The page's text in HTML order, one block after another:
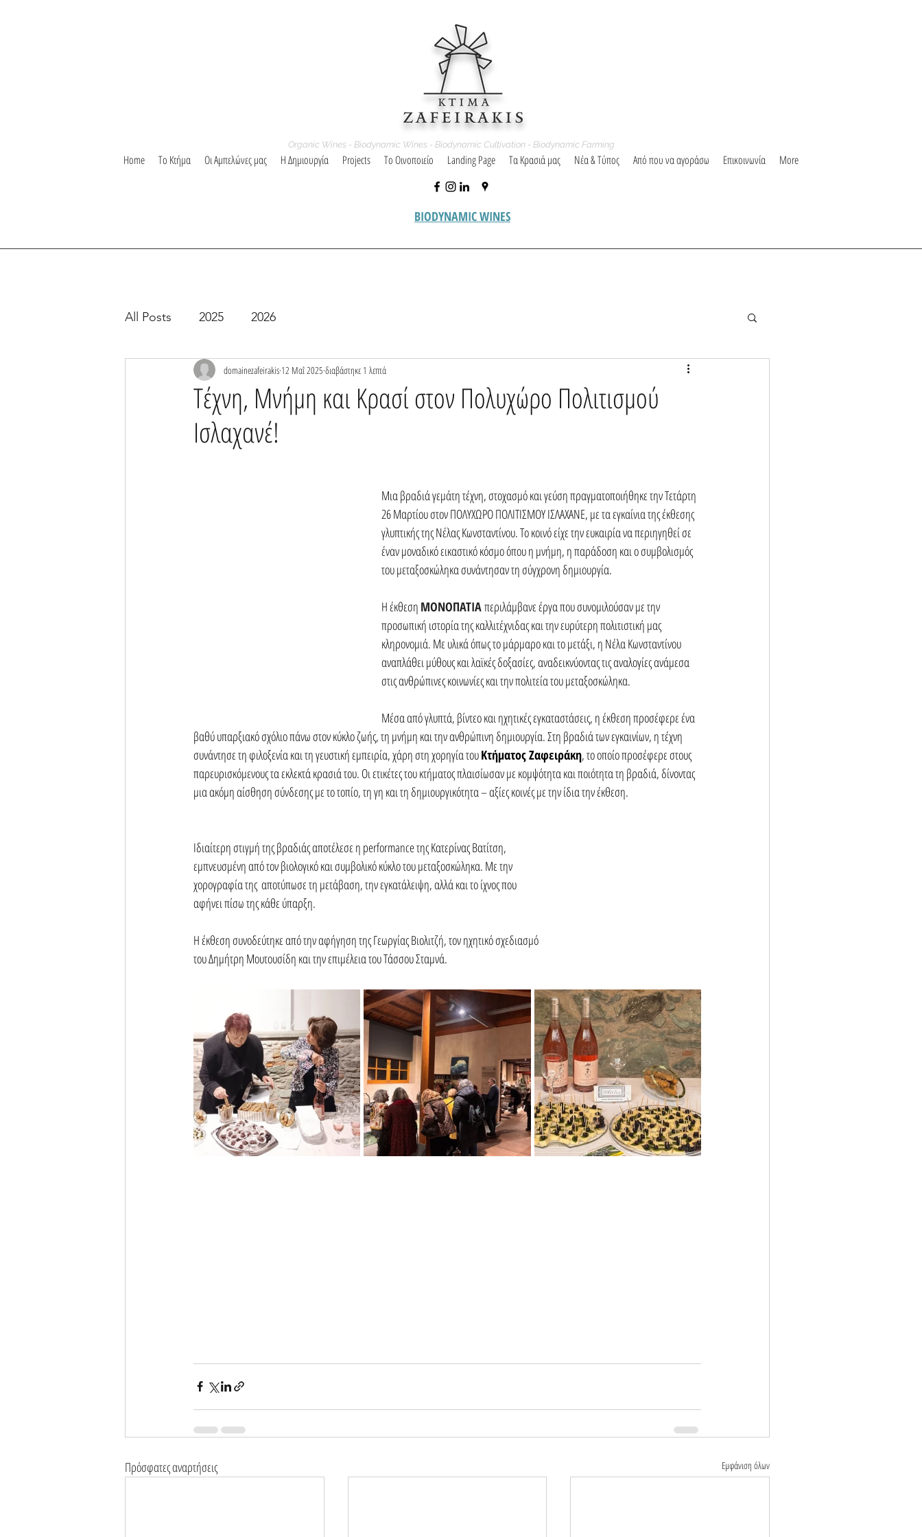
Organic Wines - Biodynamic Wines - Biodynamic Cultivation - Biodynamic Farming
Home Το Κτήμα Οι Αμπελώνες μας Η Δημιουργία Projects Το Οινοποιείο Landing Page Τα Κρασιά μας Νέα & Τύπος Από που να αγοράσω Επικοινωνία More
BIODYNAMIC WINES
All Posts 2025 2026
Τέχνη, Μνήμη και Κρασί στον Πολυχώρο Πολιτισμού
Ισλαχανέ!
domainezafeirakis 12 Μαΐ 2025 διαβάστηκε 1 λεπτά
Μια βραδιά γεμάτη τέχνη, στοχασμό και γεύση πραγματοποιήθηκε την Τετάρτη
26 Μαρτίου στον ΠΟΛΥΧΩΡΟ ΠΟΛΙΤΙΣΜΟΥ ΙΣΛΑΧΑΝΕ, με τα εγκαίνια της έκθεσης
γλυπτικής της Νέλας Κωνσταντίνου. Το κοινό είχε την ευκαιρία να περιηγηθεί σε
έναν μοναδικό εικαστικό κόσμο όπου η μνήμη, η παράδοση και ο συμβολισμός
του μεταξοσκώληκα συνάντησαν τη σύγχρονη δημιουργία.
Η έκθεση ΜΟΝΟΠΑΤΙΑ περιλάμβανε έργα που συνομιλούσαν με την
προσωπική ιστορία της καλλιτέχνιδας και την ευρύτερη πολιτιστική μας
κληρονομιά. Με υλικά όπως το μάρμαρο και το μετάξι, η Νέλα Κωνσταντίνου
αναπλάθει μύθους και λαϊκές δοξασίες, αναδεικνύοντας τις αναλογίες ανάμεσα
στις ανθρώπινες κοινωνίες και την πολιτεία του μεταξοσκώληκα.
Μέσα από γλυπτά, βίντεο και ηχητικές εγκαταστάσεις, η έκθεση προσέφερε ένα
βαθύ υπαρξιακό σχόλιο πάνω στον κύκλο ζωής, τη μνήμη και την ανθρώπινη δημιουργία. Στη βραδιά των εγκαινίων, η τέχνη
συνάντησε τη φιλοξενία και τη γευστική εμπειρία, χάρη στη χορηγία του Κτήματος Ζαφειράκη, το οποίο προσέφερε στους
παρευρισκόμενους τα εκλεκτά κρασιά του. Οι ετικέτες του κτήματος πλαισίωσαν με κομψότητα και ποιότητα τη βραδιά, δίνοντας
μια ακόμη αίσθηση σύνδεσης με το τοπίο, τη γη και τη δημιουργικότητα – αξίες κοινές με την ίδια την έκθεση.
Ιδιαίτερη στιγμή της βραδιάς αποτέλεσε η performance της Κατερίνας Βατίτση,
εμπνευσμένη από τον βιολογικό και συμβολικό κύκλο του μεταξοσκώληκα. Με την
χορογραφία της  αποτύπωσε τη μετάβαση, την εγκατάλειψη, αλλά και το ίχνος που
αφήνει πίσω της κάθε ύπαρξη.
Η έκθεση συνοδεύτηκε από την αφήγηση της Γεωργίας Βιολιτζή, τον ηχητικό σχεδιασμό
του Δημήτρη Μουτουσίδη και την επιμέλεια του Τάσσου Σταμνά.
Πρόσφατες αναρτήσεις Εμφάνιση όλων